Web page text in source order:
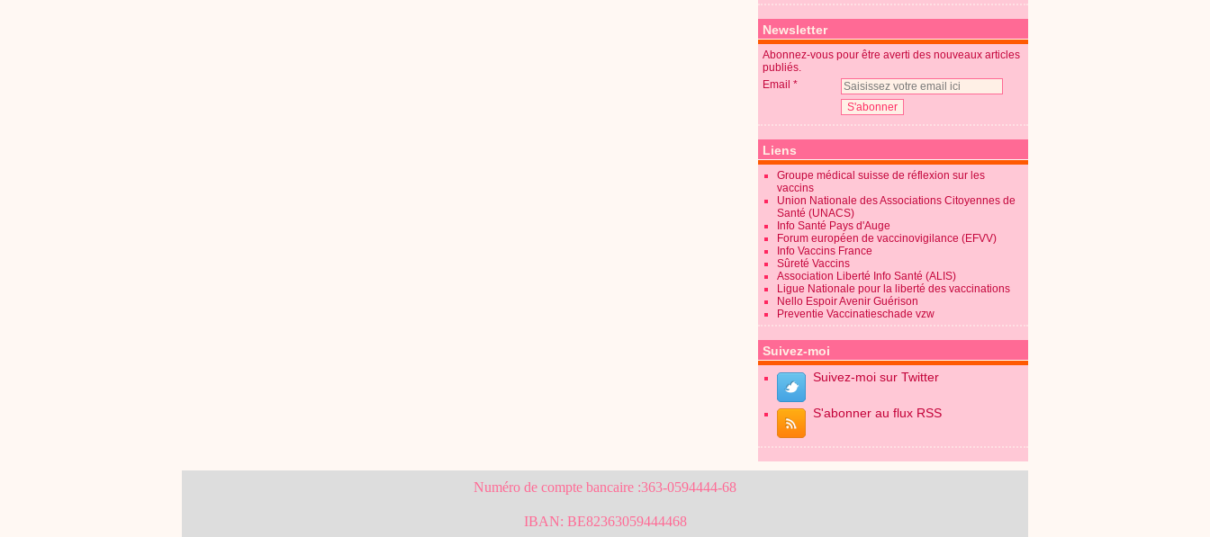
Newsletter
Abonnez-vous pour être averti des nouveaux articles
publiés.
Email
Liens
Groupe médical suisse de réflexion sur les
vaccins
Union Nationale des Associations Citoyennes de
Santé (UNACS)
Info Santé Pays d'Auge
Forum européen de vaccinovigilance (EFVV)
Info Vaccins France
Sûreté Vaccins
Association Liberté Info Santé (ALIS)
Ligue Nationale pour la liberté des vaccinations
Nello Espoir Avenir Guérison
Preventie Vaccinatieschade vzw
Suivez-moi
Suivez-moi sur Twitter
S'abonner au flux RSS
Numéro de compte bancaire :363-0594444-68
IBAN: BE82363059444468